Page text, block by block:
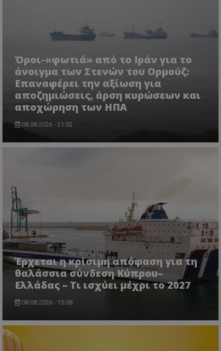
Όροι-«φωτιά» από το Ιράν για το
άνοιγμα των Στενών του Ορμούζ:
Επαναφέρει την αξίωση για
αποζημιώσεις, άρση κυρώσεων και
αποχώρηση των ΗΠΑ
08.08.2026 - 21:02
Έρχεται η κρίσιμη απόφαση για τη
θαλάσσια σύνδεση Κύπρου–
Ελλάδας – Τι ισχύει μέχρι το 2027
08.08.2026 - 15:08